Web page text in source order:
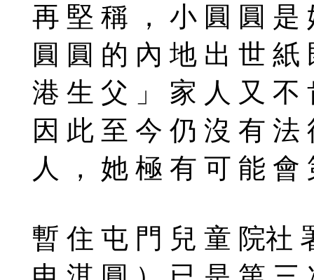
再 堅 稱 ， 小 圓 圓 是
圓 圓 的 內 地 出 世 紙
港 生 父 」 家 人 又 不
因 此 至 今 仍 沒 有
人 ， 她 極 有 可 能
暫 住 屯 門 兒 童 院社